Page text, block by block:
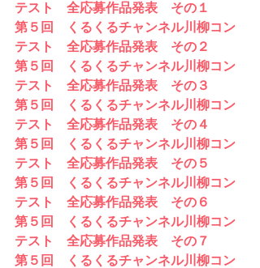
テスト　全応募作品発表　その１
第５回　くるくるチャンネル川柳コン
テスト　全応募作品発表　その２
第５回　くるくるチャンネル川柳コン
テスト　全応募作品発表　その３
第５回　くるくるチャンネル川柳コン
テスト　全応募作品発表　その４
第５回　くるくるチャンネル川柳コン
テスト　全応募作品発表　その５
第５回　くるくるチャンネル川柳コン
テスト　全応募作品発表　その６
第５回　くるくるチャンネル川柳コン
テスト　全応募作品発表　その７
第５回　くるくるチャンネル川柳コン